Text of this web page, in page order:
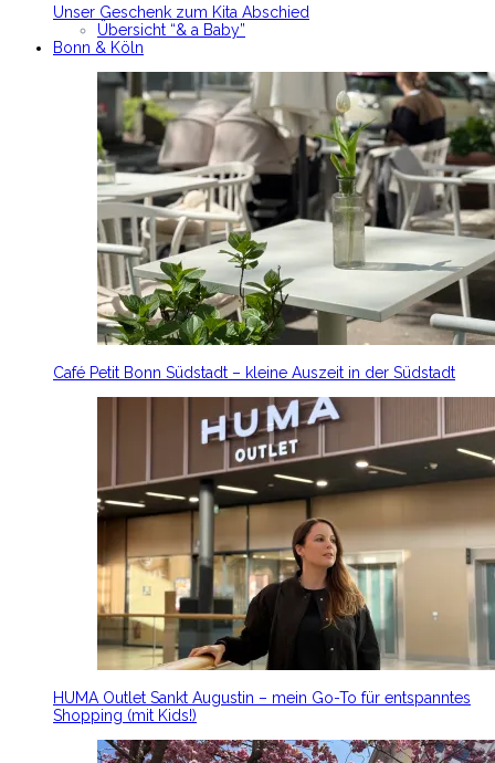
Unser Geschenk zum Kita Abschied
Übersicht “& a Baby”
Bonn & Köln
Café Petit Bonn Südstadt – kleine Auszeit in der Südstadt
HUMA Outlet Sankt Augustin – mein Go-To für entspanntes
Shopping (mit Kids!)